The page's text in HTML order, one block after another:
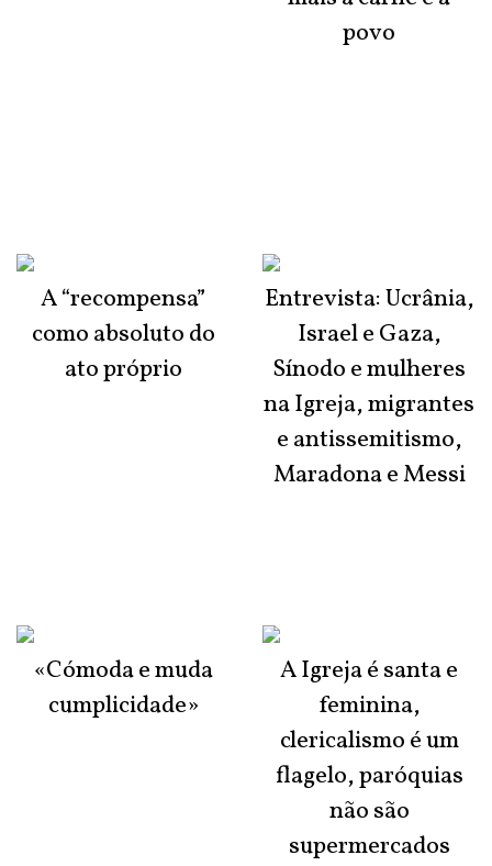
A “recompensa”
como absoluto do
ato próprio
«Cómoda e muda
cumplicidade»
povo
Entrevista: Ucrânia,
Israel e Gaza,
Sínodo e mulheres
na Igreja, migrantes
e antissemitismo,
Maradona e Messi
A Igreja é santa e
feminina,
clericalismo é um
flagelo, paróquias
não são
supermercados